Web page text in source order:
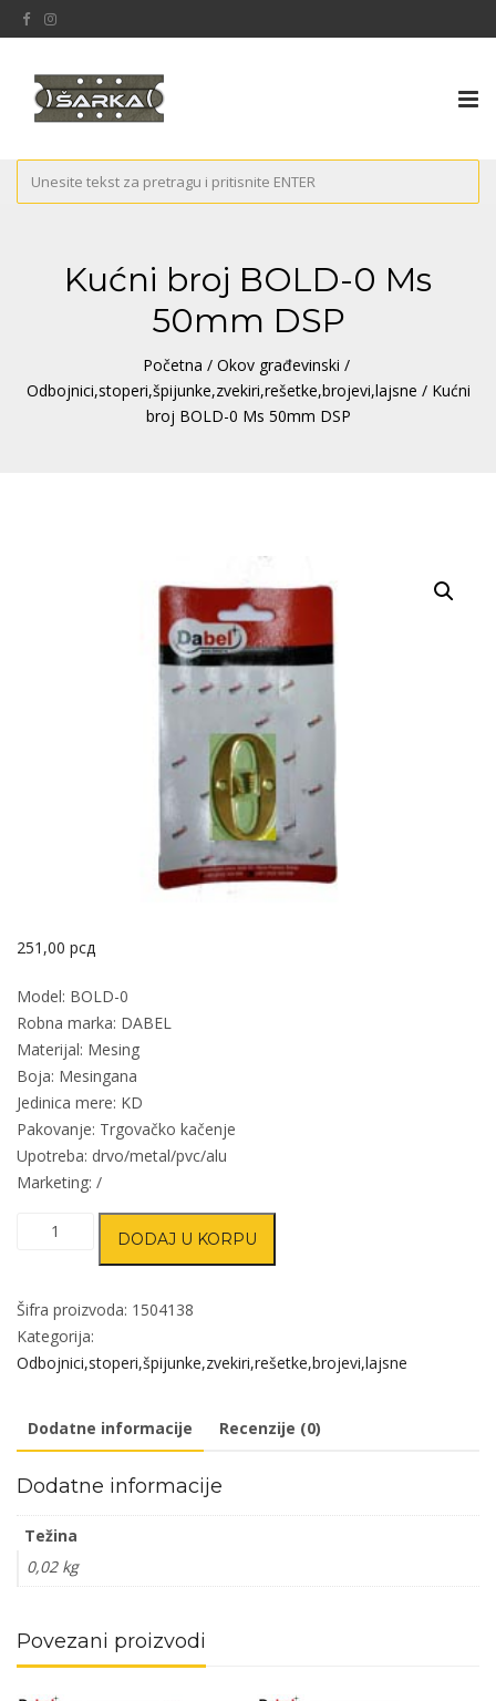
Kućni broj BOLD-0 Ms
50mm DSP
Početna / Okov građevinski /
Odbojnici,stoperi,špijunke,zvekiri,rešetke,brojevi,lajsne / Kućni
broj BOLD-0 Ms 50mm DSP
251,00 рсд
Model: BOLD-0
Robna marka: DABEL
Materijal: Mesing
Boja: Mesingana
Jedinica mere: KD
Pakovanje: Trgovačko kačenje
Upotreba: drvo/metal/pvc/alu
Marketing: /
Kućni
0
Ms
50mm
DODAJ U KORPU
Šifra proizvoda: 1504138
Kategorija:
Odbojnici,stoperi,špijunke,zvekiri,rešetke,brojevi,lajsne
Dodatne informacije Recenzije (0)
Dodatne informacije
Težina
0,02 kg
Povezani proizvodi